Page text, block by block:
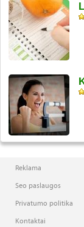
Reklama
Seo paslaugos
Privatumo politika
Kontaktai